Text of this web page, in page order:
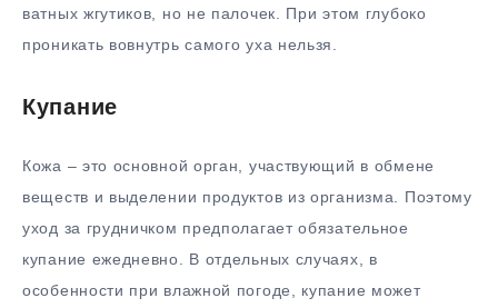
ватных жгутиков, но не палочек. При этом глубоко
проникать вовнутрь самого уха нельзя.
Купание
Кожа – это основной орган, участвующий в обмене
веществ и выделении продуктов из организма. Поэтому
уход за грудничком предполагает обязательное
купание ежедневно. В отдельных случаях, в
особенности при влажной погоде, купание может